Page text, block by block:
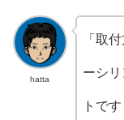
hatta
「取
ーシ
トです